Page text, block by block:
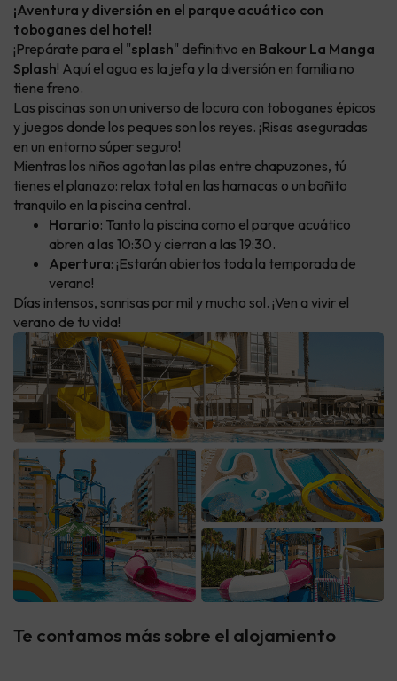
¡Aventura y diversión en el parque acuático con
toboganes del hotel!
¡Prepárate para el "splash" definitivo en Bakour La Manga
Splash! Aquí el agua es la jefa y la diversión en familia no
tiene freno.
Las piscinas son un universo de locura con toboganes épicos
y juegos donde los peques son los reyes. ¡Risas aseguradas
en un entorno súper seguro!
Mientras los niños agotan las pilas entre chapuzones, tú
tienes el planazo: relax total en las hamacas o un bañito
tranquilo en la piscina central.
Horario: Tanto la piscina como el parque acuático
abren a las 10:30 y cierran a las 19:30.
Apertura: ¡Estarán abiertos toda la temporada de
verano!
Días intensos, sonrisas por mil y mucho sol. ¡Ven a vivir el
verano de tu vida!
Te contamos más sobre el alojamiento